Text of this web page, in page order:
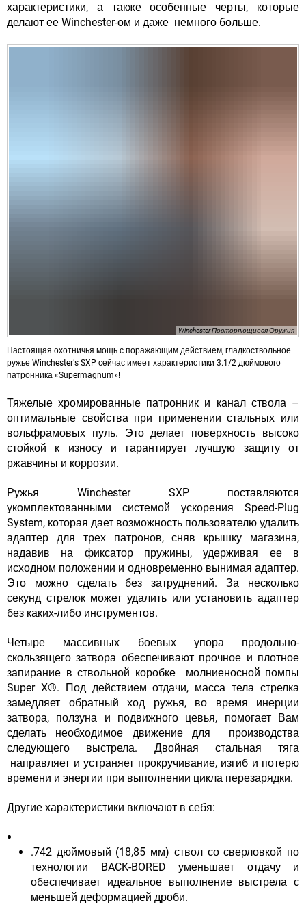
характеристики, а также особенные черты, которые
делают ее Winchester-ом и даже немного больше.
Winchester Повторяющиеся Оружия
Настоящая охотничья мощь с поражающим действием, гладкоствольное
ружье Winchesterʼs SXP сейчас имеет характеристики 3.1/2 дюймового
патронника «Supermagnum»!
Тяжелые хромированные патронник и канал ствола –
оптимальные свойства при применении стальных или
вольфрамовых пуль. Это делает поверхность высоко
стойкой к износу и гарантирует лучшую защиту от
ржавчины и коррозии.
Ружья Winchester SXP поставляются
укомплектованными системой ускорения Speed-Plug
System, которая дает возможность пользователю удалить
адаптер для трех патронов, сняв крышку магазина,
надавив на фиксатор пружины, удерживая ее в
исходном положении и одновременно вынимая адаптер.
Это можно сделать без затруднений. За несколько
секунд стрелок может удалить или установить адаптер
без каких-либо инструментов.
Четыре массивных боевых упора продольно-
скользящего затвора обеспечивают прочное и плотное
запирание в ствольной коробке молниеносной помпы
Super X®. Под действием отдачи, масса тела стрелка
замедляет обратный ход ружья, во время инерции
затвора, ползуна и подвижного цевья, помогает Вам
сделать необходимое движение для производства
следующего выстрела. Двойная стальная тяга
направляет и устраняет прокручивание, изгиб и потерю
времени и энергии при выполнении цикла перезарядки.
Другие характеристики включают в себя:
.742 дюймовый (18,85 мм) ствол со сверловкой по
технологии BACK-BORED уменьшает отдачу и
обеспечивает идеальное выполнение выстрела с
меньшей деформацией дроби.